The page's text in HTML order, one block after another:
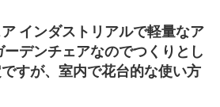
インダストリアルで軽量なア
デンチェアなのでつくりとし
すが、室内で花台的な使い方